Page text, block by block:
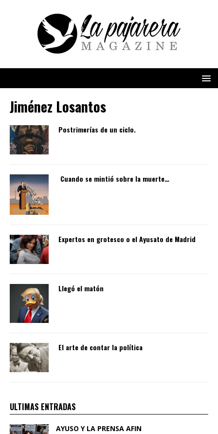
Jiménez Losantos
Postrimerías de un ciclo.
Cuando se mintió sobre la muerte…
Expertos en grotesco o el Ayusato de Madrid
Llegó el matón
El arte de contar la política
ULTIMAS ENTRADAS
AYUSO Y LA PRENSA AFIN